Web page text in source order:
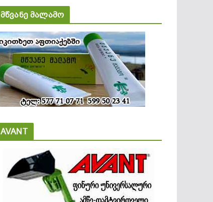
მწვანე მალამო
AVANT